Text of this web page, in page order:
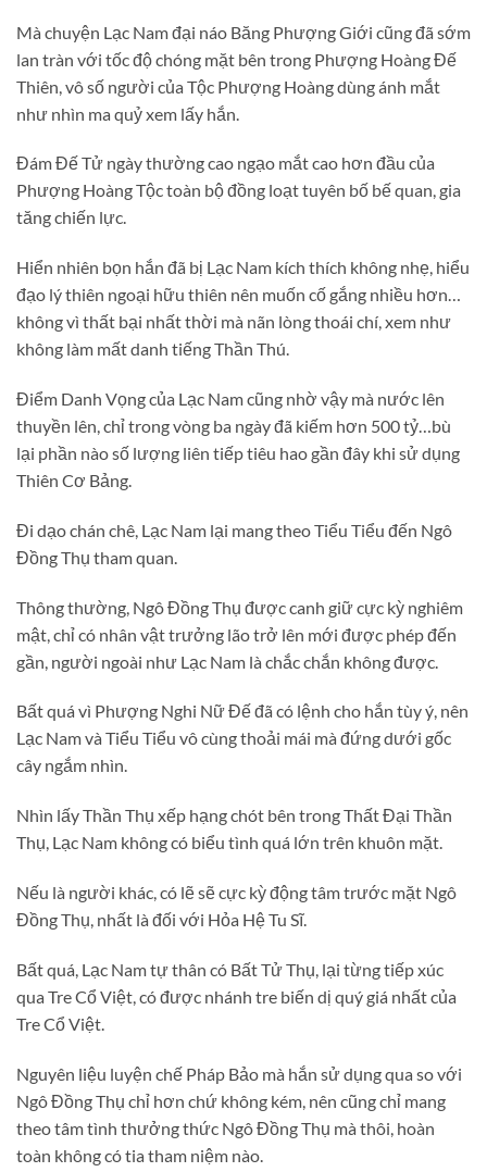
Mà chuyện Lạc Nam đại náo Băng Phượng Giới cũng đã sớm
lan tràn với tốc độ chóng mặt bên trong Phượng Hoàng Đế
Thiên, vô số người của Tộc Phượng Hoàng dùng ánh mắt
như nhìn ma quỷ xem lấy hắn.
Đám Đế Tử ngày thường cao ngạo mắt cao hơn đầu của
Phượng Hoàng Tộc toàn bộ đồng loạt tuyên bố bế quan, gia
tăng chiến lực.
Hiển nhiên bọn hắn đã bị Lạc Nam kích thích không nhẹ, hiểu
đạo lý thiên ngoại hữu thiên nên muốn cố gắng nhiều hơn…
không vì thất bại nhất thời mà nãn lòng thoái chí, xem như
không làm mất danh tiếng Thần Thú.
Điểm Danh Vọng của Lạc Nam cũng nhờ vậy mà nước lên
thuyền lên, chỉ trong vòng ba ngày đã kiếm hơn 500 tỷ…bù
lại phần nào số lượng liên tiếp tiêu hao gần đây khi sử dụng
Thiên Cơ Bảng.
Đi dạo chán chê, Lạc Nam lại mang theo Tiểu Tiểu đến Ngô
Đồng Thụ tham quan.
Thông thường, Ngô Đồng Thụ được canh giữ cực kỳ nghiêm
mật, chỉ có nhân vật trưởng lão trở lên mới được phép đến
gần, người ngoài như Lạc Nam là chắc chắn không được.
Bất quá vì Phượng Nghi Nữ Đế đã có lệnh cho hắn tùy ý, nên
Lạc Nam và Tiểu Tiểu vô cùng thoải mái mà đứng dưới gốc
cây ngắm nhìn.
Nhìn lấy Thần Thụ xếp hạng chót bên trong Thất Đại Thần
Thụ, Lạc Nam không có biểu tình quá lớn trên khuôn mặt.
Nếu là người khác, có lẽ sẽ cực kỳ động tâm trước mặt Ngô
Đồng Thụ, nhất là đối với Hỏa Hệ Tu Sĩ.
Bất quá, Lạc Nam tự thân có Bất Tử Thụ, lại từng tiếp xúc
qua Tre Cổ Việt, có được nhánh tre biến dị quý giá nhất của
Tre Cổ Việt.
Nguyên liệu luyện chế Pháp Bảo mà hắn sử dụng qua so với
Ngô Đồng Thụ chỉ hơn chứ không kém, nên cũng chỉ mang
theo tâm tình thưởng thức Ngô Đồng Thụ mà thôi, hoàn
toàn không có tia tham niệm nào.